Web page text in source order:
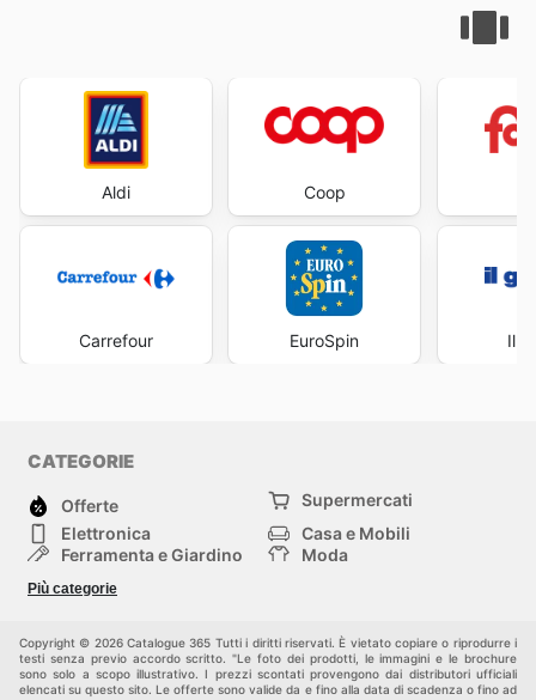
Aldi
Carrefour
Coop
EuroSpin Il
CATEGORIE
Offerte
Supermercati
Elettronica
Casa e Mobili
Ferramenta e Giardino
Moda
Bambini e Neonati
Più categorie
Copyright © 2026 Catalogue 365 Tutti i diritti riservati. È vietato copiare o riprodurre i
testi senza previo accordo scritto. "Le foto dei prodotti, le immagini e le brochure
sono solo a scopo illustrativo. I prezzi scontati provengono dai distributori ufficiali
elencati su questo sito. Le offerte sono valide da e fino alla data di scadenza o fino ad